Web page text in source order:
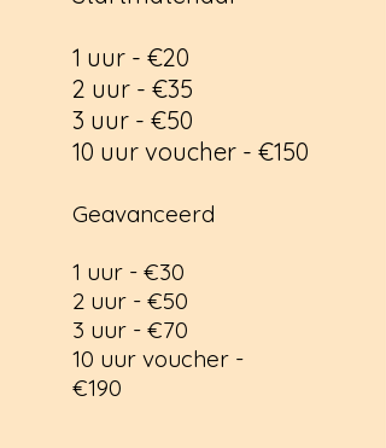
1 uur - €20
2 uur - €35
3 uur - €50
10 uur voucher - €150
Geavanceerd
1 uur - €30
2 uur - €50
3 uur - €70
10 uur voucher -
€190